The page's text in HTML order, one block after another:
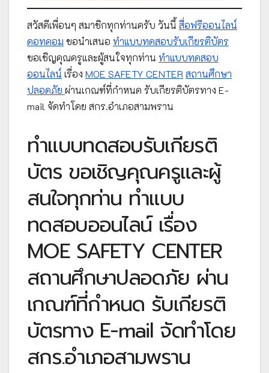
สวัสดีเพื่อนๆ สมาชิกทุกท่านครับ วันนี้ สื่อฟรีออนไลน์
ดอทคอม ขอนำเสนอ ทำแบบทดสอบรับเกียรติบัตร
ขอเชิญคุณครูและผู้สนใจทุกท่าน ทำแบบทดสอบ
ออนไลน์ เรื่อง MOE SAFETY CENTER สถานศึกษา
ปลอดภัย ผ่านเกณฑ์ที่กำหนด รับเกียรติบัตรทาง E-
mail จัดทำโดย สกร.อำเภอสามพราน
ทำแบบทดสอบรับเกียรติ
บัตร ขอเชิญคุณครูและผู้
สนใจทุกท่าน ทำแบบ
ทดสอบออนไลน์ เรื่อง
MOE SAFETY CENTER
สถานศึกษาปลอดภัย ผ่าน
เกณฑ์ที่กำหนด รับเกียรติ
บัตรทาง E-mail จัดทำโดย
สกร.อำเภอสามพราน